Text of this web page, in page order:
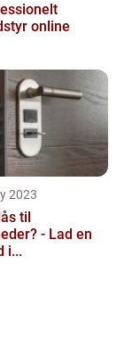
online
2023
til
- Lad en
i...